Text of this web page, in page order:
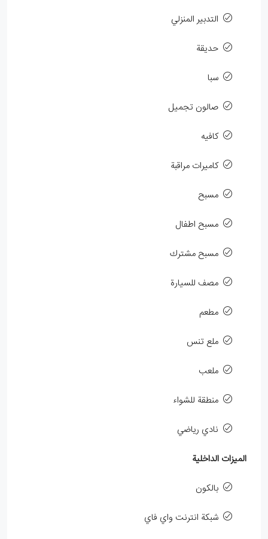
التدبير المنزلي
حديقة
سبا
صالون تجميل
كافيه
كاميرات مراقبة
مسبح
مسبح اطفال
مسبح مشترك
مصف للسيارة
مطعم
ملع تنس
ملعب
منطقة للشواء
نادي رياضي
الميزات الداخلية
بالكون
شبكة انترنت واي فاي